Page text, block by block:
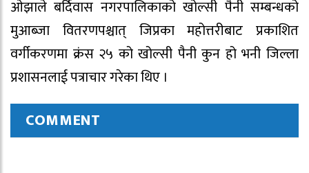
ओझाले बर्दिवास नगरपालिकाको खोल्सी पैनी सम्बन्धको
मुआब्जा वितरणपश्चात् जिप्रका महोत्तरीबाट प्रकाशित
वर्गीकरणमा क्रंस २५ को खोल्सी पैनी कुन हो भनी जिल्ला
प्रशासनलाई पत्राचार गरेका थिए ।
COMMENT